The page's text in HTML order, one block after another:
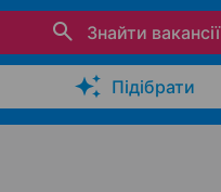
Знайти вакансії
Підібрати